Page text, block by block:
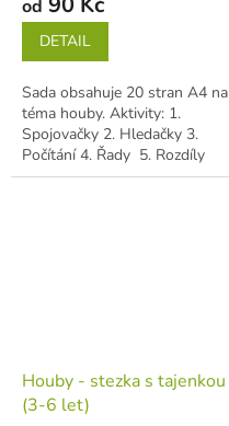
od
DETAIL
Sada obsahuje 20 stran A4 na
téma houby. Aktivity: 1.
Spojovačky 2. Hledačky 3.
Počítání 4. Řady 5. Rozdíly
Objednávat můžete...
Houby - stezka s tajenkou
(3-6 let)